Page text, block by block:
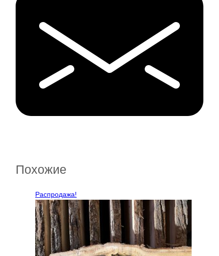
Похожие
Распродажа!